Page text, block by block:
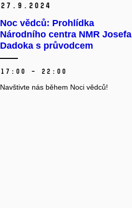
27. 9. 2024
Noc vědců: Prohlídka
Národního centra NMR Josefa
Dadoka s průvodcem
17:00 – 22:00
Navštivte nás během Noci vědců!